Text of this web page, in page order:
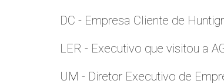
DC - Empresa Cliente de
LER - Executivo que visitou a
UM - Diretor Executivo de